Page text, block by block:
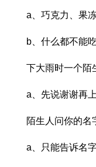
a、巧克力、果
b、什么都不能吃
下大雨时一个陌
a、先说谢谢再
陌生人问你的名
a、只能告诉名